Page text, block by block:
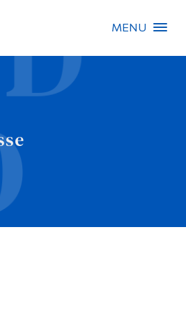
MENU
Recherche sur le site
Recherche de personnes
EN
Omnivox